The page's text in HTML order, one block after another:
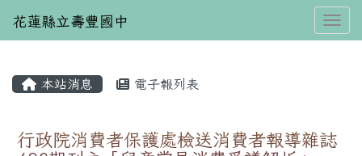
花蓮縣立壽豐國中
本站消息 電子報列表
行政院消費者保護處檢送消費者報導雜誌